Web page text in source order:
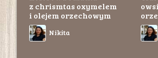
z chrismtas oxymelem
i olejem orzechowym
Nikita